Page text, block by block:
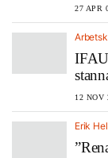
27 APR
12 NOV
Erik